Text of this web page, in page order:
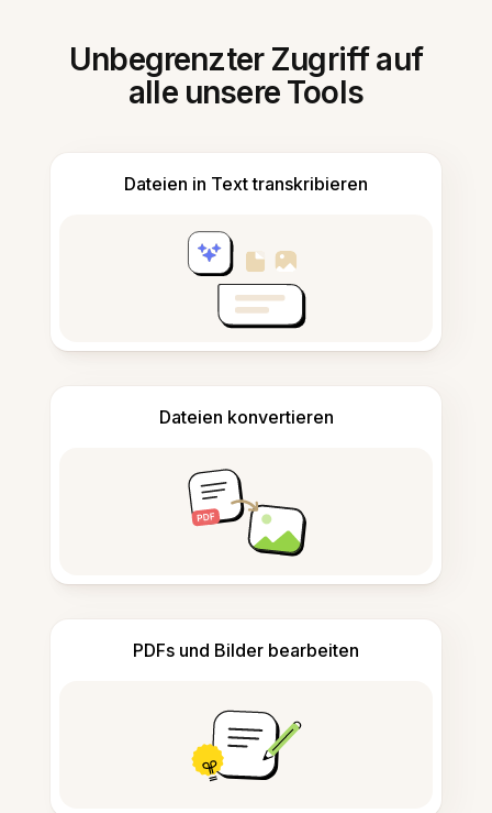
Unbegrenzter Zugriff auf
alle unsere Tools
Dateien in Text transkribieren
Dateien konvertieren
PDFs und Bilder bearbeiten